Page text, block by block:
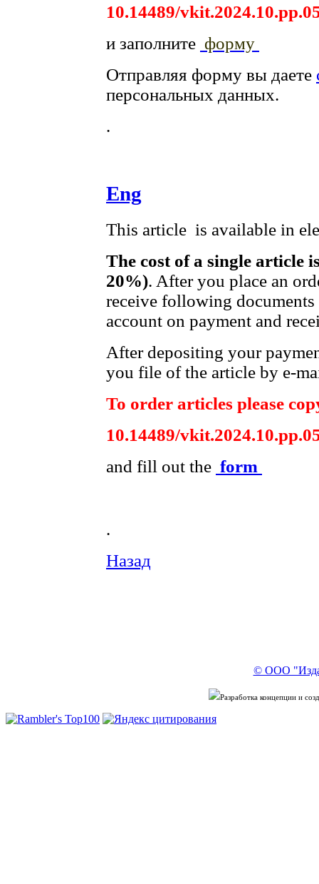
10.14489/
и заполните форму
Отправляя форму вы даете
персональных данных.
.
Eng
This article is available in
The cost of a single article
20%). After you place an
receive following
account on payment and
After depositing your
you file of the article by e-
To order articles please
10.14489/
and fill out the form
.
Назад
© ООО
Разработка концепции и